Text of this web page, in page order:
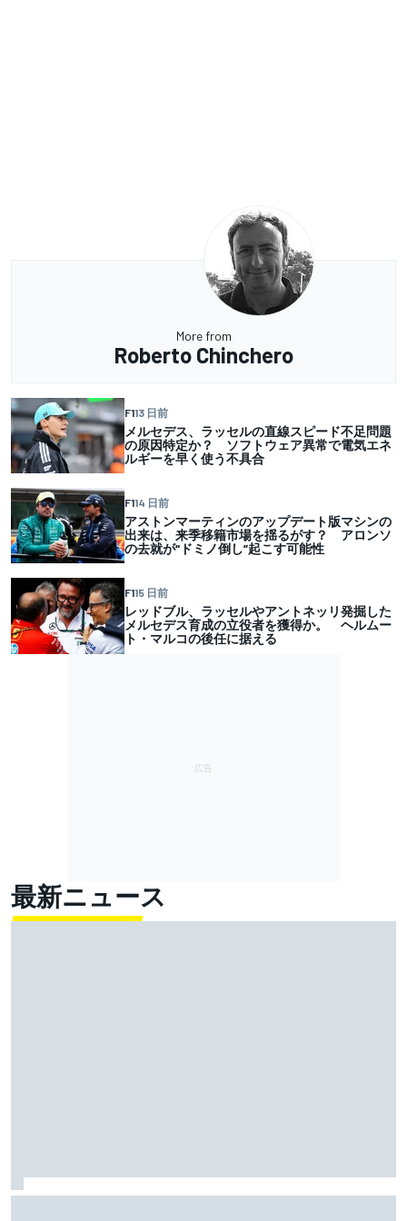
More from
Roberto Chinchero
F113 日前
メルセデス、ラッセルの直線スピード不足問題
の原因特定か？ ソフトウェア異常で電気エネ
ルギーを早く使う不具合
F114 日前
アストンマーティンのアップデート版マシンの
出来は、来季移籍市場を揺るがす？ アロンソ
の去就が“ドミノ倒し”起こす可能性
F115 日前
レッドブル、ラッセルやアントネッリ発掘した
メルセデス育成の立役者を獲得か。 ヘルムー
ト・マルコの後任に据える
最新ニュース